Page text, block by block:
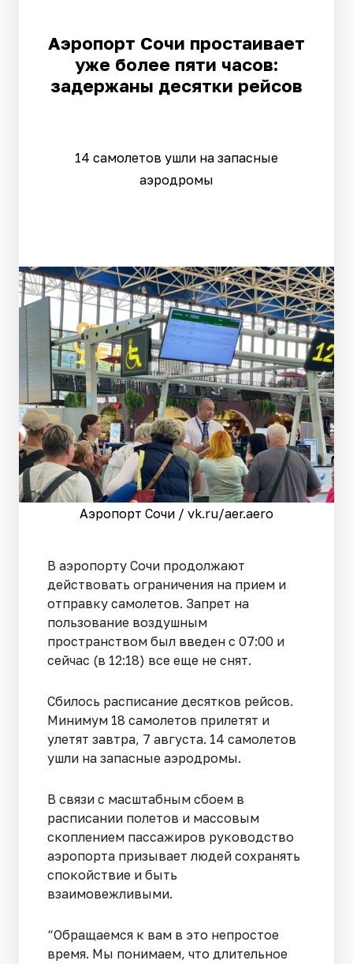
Аэропорт Сочи простаивает
уже более пяти часов:
задержаны десятки рейсов
14 самолетов ушли на запасные
аэродромы
Аэропорт Сочи / vk.ru/aer.aero
В аэропорту Сочи продолжают
действовать ограничения на прием и
отправку самолетов. Запрет на
пользование воздушным
пространством был введен с 07:00 и
сейчас (в 12:18) все еще не снят.
Сбилось расписание десятков рейсов.
Минимум 18 самолетов прилетят и
улетят завтра, 7 августа. 14 самолетов
ушли на запасные аэродромы.
В связи с масштабным сбоем в
расписании полетов и массовым
скоплением пассажиров руководство
аэропорта призывает людей сохранять
спокойствие и быть
взаимовежливыми.
“Обращаемся к вам в это непростое
время. Мы понимаем, что длительное